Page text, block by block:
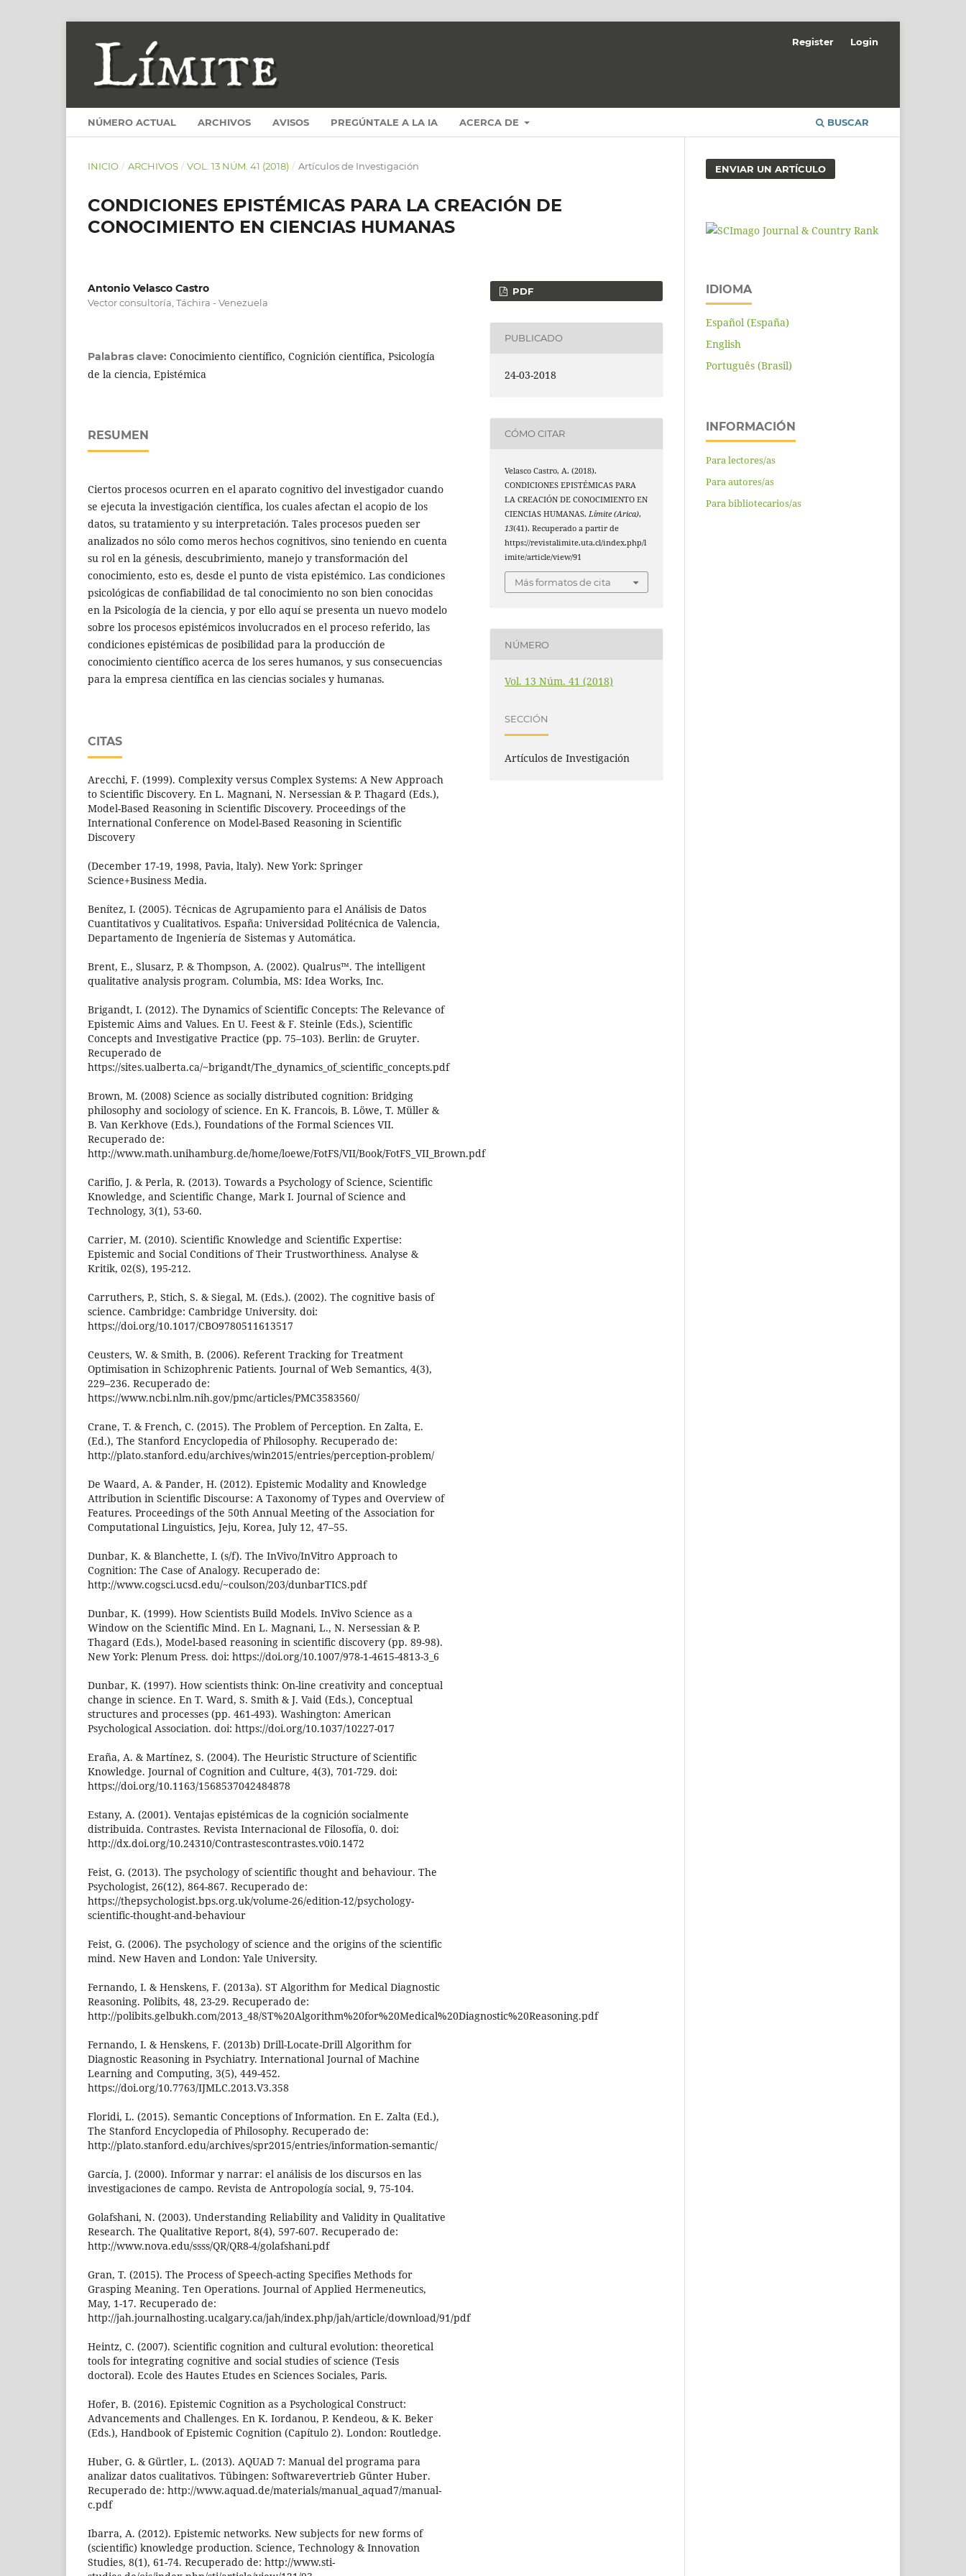
NÚMERO ACTUAL ARCHIVOS AVISOS PREGÚNTALE A LA IA ACERCA DE BUSCAR
Register Login
INICIO / ARCHIVOS / VOL. 13 NÚM. 41 (2018) / Artículos de Investigación
CONDICIONES EPISTÉMICAS PARA LA CREACIÓN DE
CONOCIMIENTO EN CIENCIAS HUMANAS
Antonio Velasco Castro
Vector consultoría, Táchira - Venezuela
Palabras clave: Conocimiento científico, Cognición científica, Psicología
de la ciencia, Epistémica
RESUMEN
Ciertos procesos ocurren en el aparato cognitivo del investigador cuando
se ejecuta la investigación científica, los cuales afectan el acopio de los
datos, su tratamiento y su interpretación. Tales procesos pueden ser
analizados no sólo como meros hechos cognitivos, sino teniendo en cuenta
su rol en la génesis, descubrimiento, manejo y transformación del
conocimiento, esto es, desde el punto de vista epistémico. Las condiciones
psicológicas de confiabilidad de tal conocimiento no son bien conocidas
en la Psicología de la ciencia, y por ello aquí se presenta un nuevo modelo
sobre los procesos epistémicos involucrados en el proceso referido, las
condiciones epistémicas de posibilidad para la producción de
conocimiento científico acerca de los seres humanos, y sus consecuencias
para la empresa científica en las ciencias sociales y humanas.
CITAS
Arecchi, F. (1999). Complexity versus Complex Systems: A New Approach
to Scientific Discovery. En L. Magnani, N. Nersessian & P. Thagard (Eds.),
Model-Based Reasoning in Scientific Discovery. Proceedings of the
International Conference on Model-Based Reasoning in Scientific
Discovery
(December 17-19, 1998, Pavia, ltaly). New York: Springer
Science+Business Media.
Benítez, I. (2005). Técnicas de Agrupamiento para el Análisis de Datos
Cuantitativos y Cualitativos. España: Universidad Politécnica de Valencia,
Departamento de Ingeniería de Sistemas y Automática.
Brent, E., Slusarz, P. & Thompson, A. (2002). Qualrus™. The intelligent
qualitative analysis program. Columbia, MS: Idea Works, Inc.
Brigandt, I. (2012). The Dynamics of Scientific Concepts: The Relevance of
Epistemic Aims and Values. En U. Feest & F. Steinle (Eds.), Scientific
Concepts and Investigative Practice (pp. 75–103). Berlin: de Gruyter.
Recuperado de
https://sites.ualberta.ca/~brigandt/The_dynamics_of_scientific_concepts.pdf
Brown, M. (2008) Science as socially distributed cognition: Bridging
philosophy and sociology of science. En K. Francois, B. Löwe, T. Müller &
B. Van Kerkhove (Eds.), Foundations of the Formal Sciences VII.
Recuperado de:
http://www.math.unihamburg.de/home/loewe/FotFS/VII/Book/FotFS_VII_Brown.pdf
Carifio, J. & Perla, R. (2013). Towards a Psychology of Science, Scientific
Knowledge, and Scientific Change, Mark I. Journal of Science and
Technology, 3(1), 53-60.
Carrier, M. (2010). Scientific Knowledge and Scientific Expertise:
Epistemic and Social Conditions of Their Trustworthiness. Analyse &
Kritik, 02(S), 195-212.
Carruthers, P., Stich, S. & Siegal, M. (Eds.). (2002). The cognitive basis of
science. Cambridge: Cambridge University. doi:
https://doi.org/10.1017/CBO9780511613517
Ceusters, W. & Smith, B. (2006). Referent Tracking for Treatment
Optimisation in Schizophrenic Patients. Journal of Web Semantics, 4(3),
229–236. Recuperado de:
https://www.ncbi.nlm.nih.gov/pmc/articles/PMC3583560/
Crane, T. & French, C. (2015). The Problem of Perception. En Zalta, E.
(Ed.), The Stanford Encyclopedia of Philosophy. Recuperado de:
http://plato.stanford.edu/archives/win2015/entries/perception-problem/
De Waard, A. & Pander, H. (2012). Epistemic Modality and Knowledge
Attribution in Scientific Discourse: A Taxonomy of Types and Overview of
Features. Proceedings of the 50th Annual Meeting of the Association for
Computational Linguistics, Jeju, Korea, July 12, 47–55.
Dunbar, K. & Blanchette, I. (s/f). The InVivo/InVitro Approach to
Cognition: The Case of Analogy. Recuperado de:
http://www.cogsci.ucsd.edu/~coulson/203/dunbarTICS.pdf
Dunbar, K. (1999). How Scientists Build Models. InVivo Science as a
Window on the Scientific Mind. En L. Magnani, L., N. Nersessian & P.
Thagard (Eds.), Model-based reasoning in scientific discovery (pp. 89-98).
New York: Plenum Press. doi: https://doi.org/10.1007/978-1-4615-4813-3_6
Dunbar, K. (1997). How scientists think: On-line creativity and conceptual
change in science. En T. Ward, S. Smith & J. Vaid (Eds.), Conceptual
structures and processes (pp. 461-493). Washington: American
Psychological Association. doi: https://doi.org/10.1037/10227-017
Eraña, A. & Martínez, S. (2004). The Heuristic Structure of Scientific
Knowledge. Journal of Cognition and Culture, 4(3), 701-729. doi:
https://doi.org/10.1163/1568537042484878
Estany, A. (2001). Ventajas epistémicas de la cognición socialmente
distribuida. Contrastes. Revista Internacional de Filosofía, 0. doi:
http://dx.doi.org/10.24310/Contrastescontrastes.v0i0.1472
Feist, G. (2013). The psychology of scientific thought and behaviour. The
Psychologist, 26(12), 864-867. Recuperado de:
https://thepsychologist.bps.org.uk/volume-26/edition-12/psychology-
scientific-thought-and-behaviour
Feist, G. (2006). The psychology of science and the origins of the scientific
mind. New Haven and London: Yale University.
Fernando, I. & Henskens, F. (2013a). ST Algorithm for Medical Diagnostic
Reasoning. Polibits, 48, 23-29. Recuperado de:
http://polibits.gelbukh.com/2013_48/ST%20Algorithm%20for%20Medical%20Diagnostic%20Reasoning.pdf
Fernando, I. & Henskens, F. (2013b) Drill-Locate-Drill Algorithm for
Diagnostic Reasoning in Psychiatry. International Journal of Machine
Learning and Computing, 3(5), 449-452.
https://doi.org/10.7763/IJMLC.2013.V3.358
Floridi, L. (2015). Semantic Conceptions of Information. En E. Zalta (Ed.),
The Stanford Encyclopedia of Philosophy. Recuperado de:
http://plato.stanford.edu/archives/spr2015/entries/information-semantic/
García, J. (2000). Informar y narrar: el análisis de los discursos en las
investigaciones de campo. Revista de Antropología social, 9, 75-104.
Golafshani, N. (2003). Understanding Reliability and Validity in Qualitative
Research. The Qualitative Report, 8(4), 597-607. Recuperado de:
http://www.nova.edu/ssss/QR/QR8-4/golafshani.pdf
Gran, T. (2015). The Process of Speech-acting Specifies Methods for
Grasping Meaning. Ten Operations. Journal of Applied Hermeneutics,
May, 1-17. Recuperado de:
http://jah.journalhosting.ucalgary.ca/jah/index.php/jah/article/download/91/pdf
Heintz, C. (2007). Scientific cognition and cultural evolution: theoretical
tools for integrating cognitive and social studies of science (Tesis
doctoral). Ecole des Hautes Etudes en Sciences Sociales, Paris.
Hofer, B. (2016). Epistemic Cognition as a Psychological Construct:
Advancements and Challenges. En K. Iordanou, P. Kendeou, & K. Beker
(Eds.), Handbook of Epistemic Cognition (Capítulo 2). London: Routledge.
Huber, G. & Gürtler, L. (2013). AQUAD 7: Manual del programa para
analizar datos cualitativos. Tübingen: Softwarevertrieb Günter Huber.
Recuperado de: http://www.aquad.de/materials/manual_aquad7/manual-
c.pdf
Ibarra, A. (2012). Epistemic networks. New subjects for new forms of
(scientific) knowledge production. Science, Technology & Innovation
Studies, 8(1), 61-74. Recuperado de: http://www.sti-
PDF
PUBLICADO
24-03-2018
CÓMO CITAR
Velasco Castro, A. (2018).
CONDICIONES EPISTÉMICAS PARA
LA CREACIÓN DE CONOCIMIENTO EN
CIENCIAS HUMANAS.Límite (Arica),
13(41). Recuperado a partir de
https://revistalimite.uta.cl/index.php/l
imite/article/view/91
Más formatos de cita
NÚMERO
Vol. 13 Núm. 41 (2018)
SECCIÓN
Artículos de Investigación
ENVIAR UN ARTÍCULO
IDIOMA
Español (España)
English
Português (Brasil)
INFORMACIÓN
Para lectores/as
Para autores/as
Para bibliotecarios/as